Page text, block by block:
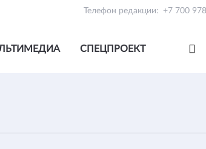
Телефон редакции: +7 700
СПЕЦПРОЕКТ